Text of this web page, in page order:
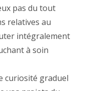
pas du tout
relatives au
intégralement
à soin
curiosité graduel